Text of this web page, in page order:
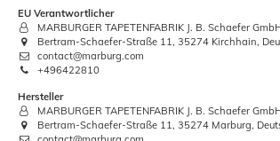
EU Verantwortlicher
MARBURGER TAPETENFABRIK J. B. Schaefer
Bertram-Schaefer-Straße 11, 35274 Kirchhain,
contact@marburg.com
+496422810
Hersteller
MARBURGER TAPETENFABRIK J. B. Schaefer
Bertram-Schaefer-Straße 11, 35274 Marburg,